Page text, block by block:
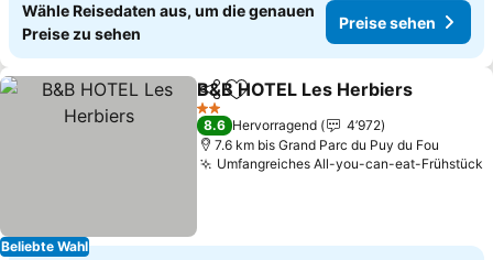
Wähle Reisedaten aus, um die genauen
Preise zu sehen
Preise sehen
Beliebte Wahl
TeilenZu Favoriten hinzufügen
B&B HOTEL Les Herbiers
2 Sterne
8.6 Hervorragend
4’972
7.6 km bis Grand Parc du Puy du Fou
Umfangreiches All-you-can-eat-Frühstück